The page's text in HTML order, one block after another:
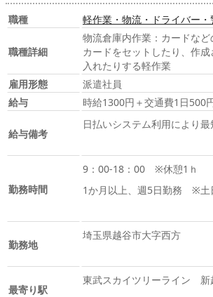
職種 軽作業・物流・ドライバー
職種詳細
物流倉庫内作業：カードな
カードをセットしたり、作
入れたりする軽作業
雇用形態
派遣社員
給与
時給1300円＋交通費1日500
給与備考
日払いシステム利用により
勤務時間
9：00-18：00 ※休憩1ｈ
1か月以上、週5日勤務 ※土
勤務地
埼玉県越谷市大字西方
最寄り駅
東武スカイツリーライン 新